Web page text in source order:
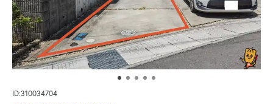
ID:310034704